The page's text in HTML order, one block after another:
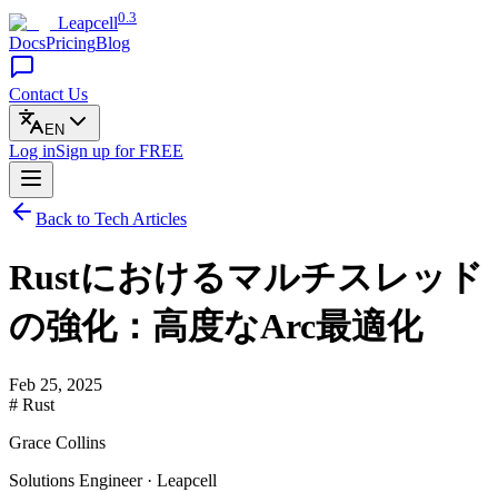
Leapcell0.3
DocsPricingBlog
Contact Us
EN
Log inSign up for FREE
Back to Tech Articles
Rustにおけるマルチスレッド
の強化：高度なArc最適化
Feb 25, 2025
# Rust
Grace Collins
Solutions Engineer · Leapcell